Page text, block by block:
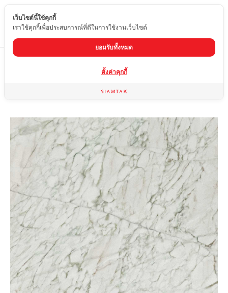
TH
หินอ่อน CALACATTA GREEN
เว็บไซต์นี้ใช้คุกกี้
เราใช้คุกกี้เพื่อประสบการณ์ที่ดีในการใช้งานเว็บไซต์
ยอมรับทั้งหมด
ตั้งค่าคุกกี้